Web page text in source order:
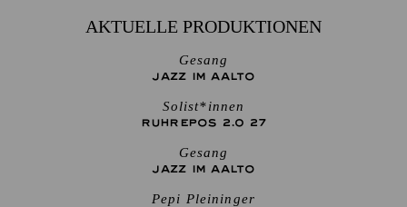
AKTUELLE PRODUKTIONEN
Gesang
JAZZ IM AALTO
Solist*innen
RUHREPOS 2.0 27
Gesang
JAZZ IM AALTO
Pepi Pleininger